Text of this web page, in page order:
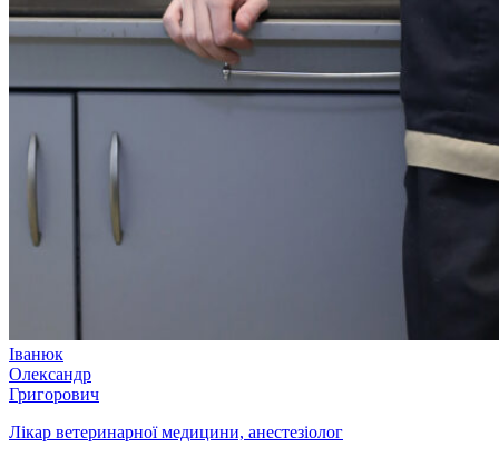
Іванюк
Олександр
Григорович
Лікар ветеринарної медицини, анестезіолог